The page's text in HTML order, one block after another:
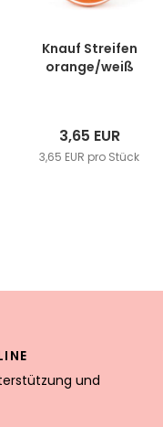
Knauf Streifen
orange/weiß
3,65 EUR
3,65 EUR pro Stück
und